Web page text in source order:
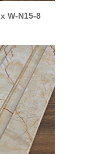
W-N15-8